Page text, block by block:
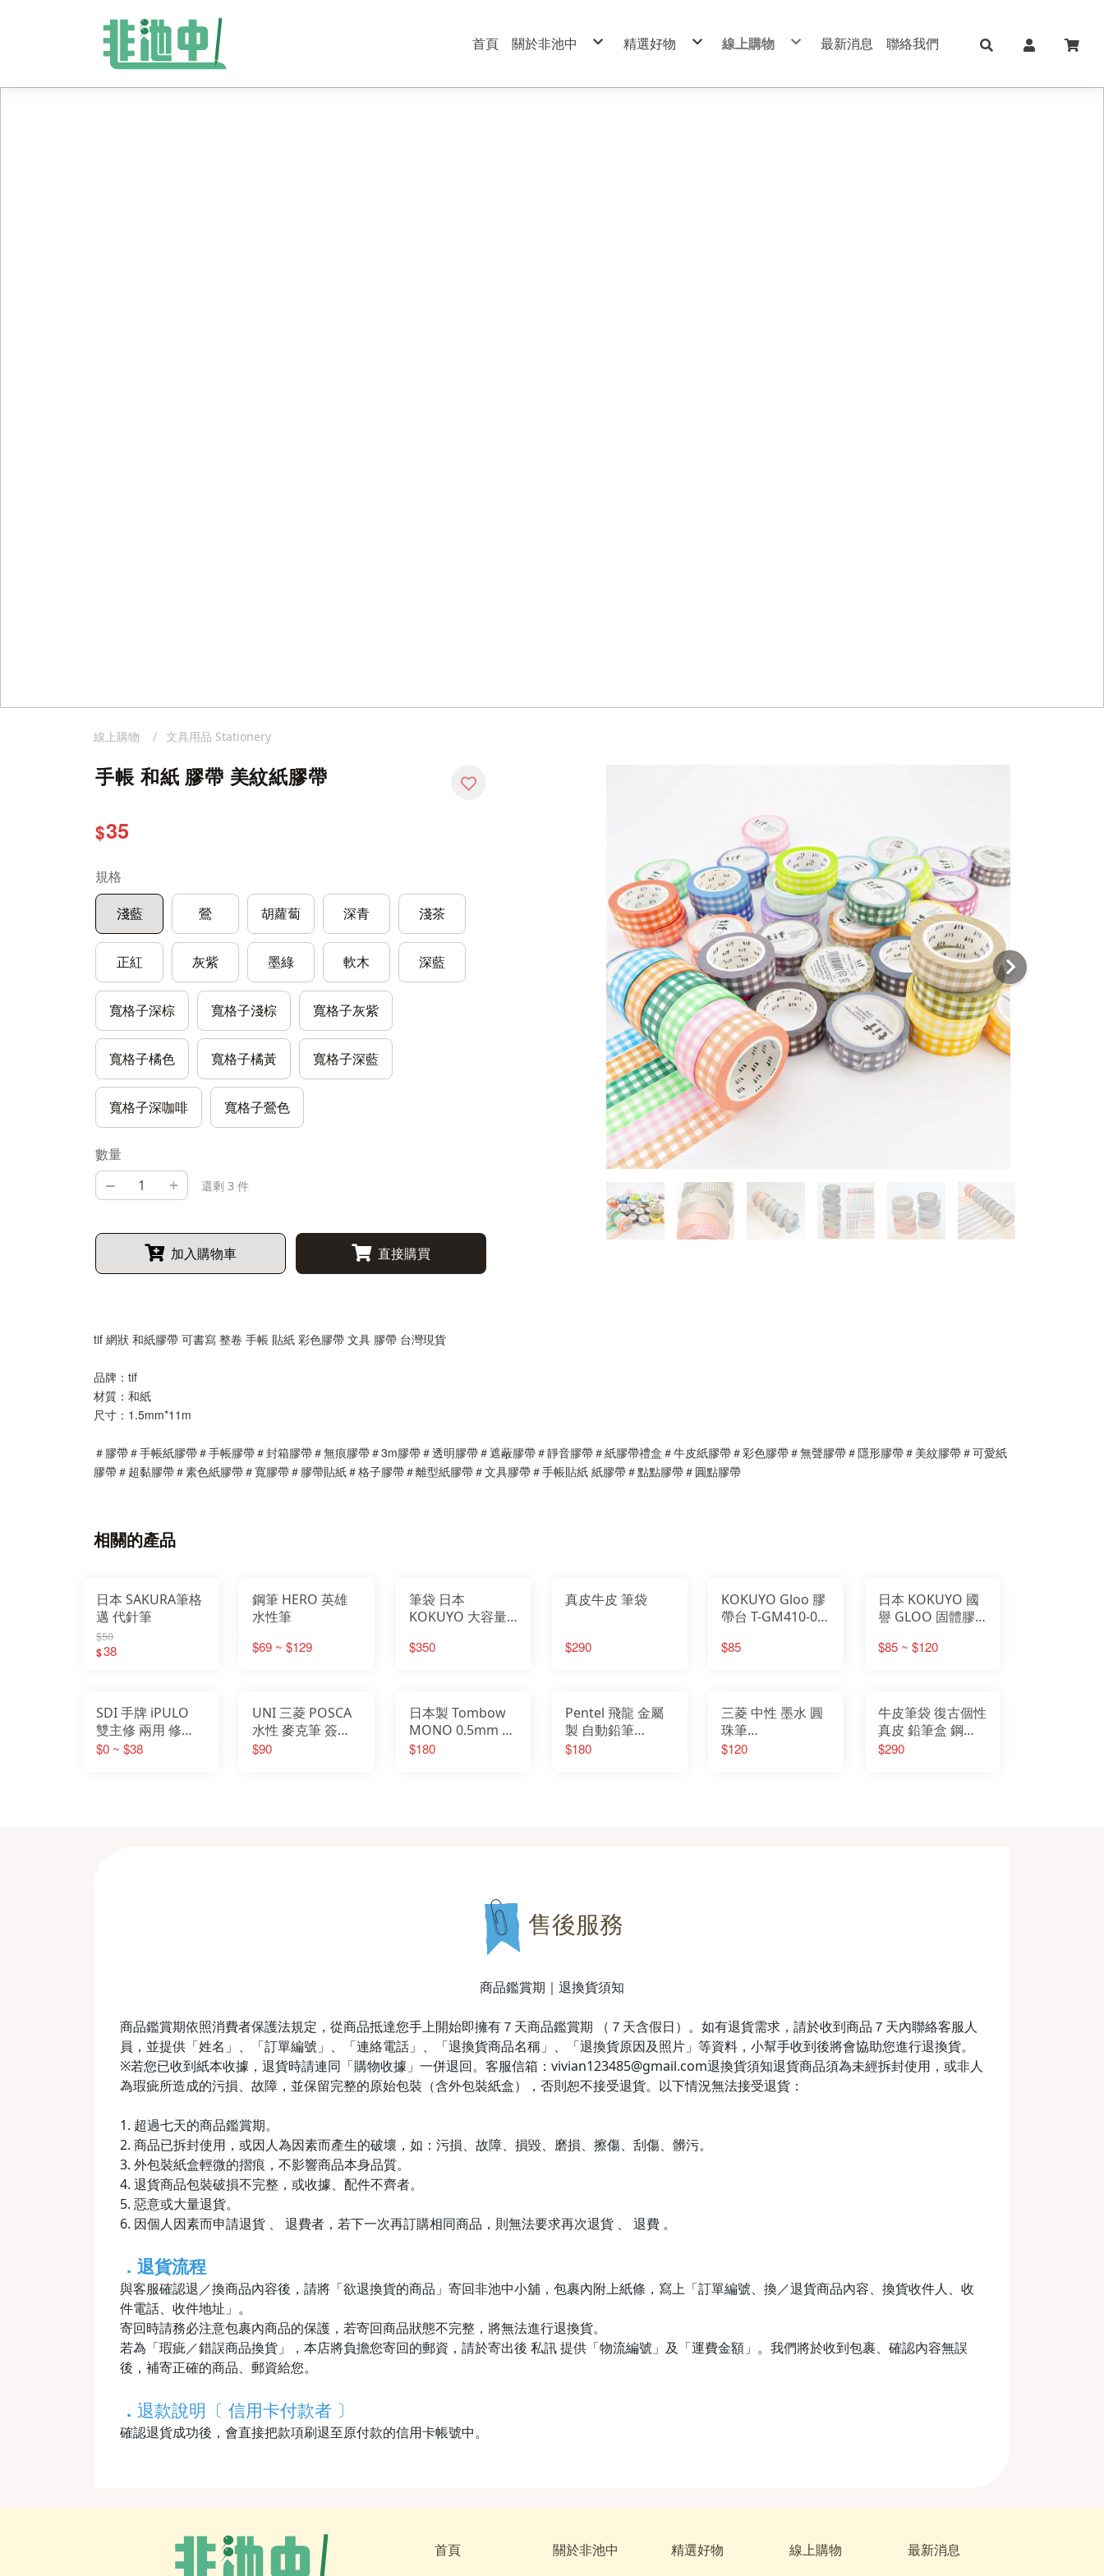
首頁 關於非池中 精選好物 線上購物
日本 shachahata TAT系列印台
最新消息 聯絡我們
手帳 和紙 膠帶 美紋紙膠帶
$35
規格
淺藍 鶯 胡蘿蔔 深青 淺茶
正紅 灰紫 墨綠 軟木 深藍
寬格子深棕 寬格子淺棕 寬格子灰紫
寬格子橘色 寬格子橘黃 寬格子深藍
寬格子深咖啡 寬格子鶯色
數量
– + 還剩 3 件
加入購物車 直接購買
tif 網狀 和紙膠帶 可書寫 整卷 手帳 貼紙 彩色膠帶 文具 膠帶 台灣現貨
品牌：tif
材質：和紙
尺寸：1.5mm*11m
＃膠帶＃手帳紙膠帶＃手帳膠帶＃封箱膠帶＃無痕膠帶＃3m膠帶＃透明膠帶＃遮蔽膠帶＃靜音膠帶＃紙膠帶禮盒＃牛皮紙膠帶＃彩色膠帶＃無聲膠帶＃隱形膠帶＃美紋膠帶＃可愛紙
膠帶＃超黏膠帶＃素色紙膠帶＃寬膠帶＃膠帶貼紙＃格子膠帶＃離型紙膠帶＃文具膠帶＃手帳貼紙 紙膠帶＃點點膠帶＃圓點膠帶
相關的產品
日本 SAKURA筆格
邁 代針筆
$50
$38
鋼筆 HERO 英雄
水性筆
$69 ~ $129
筆袋 日本
KOKUYO 大容量
$350
真皮牛皮 筆袋
$290
KOKUYO Gloo 膠
帶台 T-GM410-07
$85
日本 KOKUYO 國
譽 GLOO 固體膠
$85 ~ $120
SDI 手牌 iPULO
雙主修 兩用 修正
帶
$0 ~ $38
UNI 三菱 POSCA
水性 麥克筆 簽字
筆 超細 PC-3M 級
$90
日本製 Tombow
MONO 0.5mm 高
性能 繪圖 自動鉛
$180
Pentel 飛龍 金屬
製 自動鉛筆
0.5mm
$180
三菱 中性 墨水 圓
珠筆
0.38mm/0.5mm
$120
牛皮筆袋 復古個性
真皮 鉛筆盒 鋼筆
袋 創意 萬用筆袋
$290
線上購物 文具用品 Stationery
售後服務
商品鑑賞期｜退換貨須知
商品鑑賞期依照消費者保護法規定，從商品抵達您手上開始即擁有７天商品鑑賞期 （７天含假日）。如有退貨需求，請於收到商品７天內聯絡客服人
員，並提供「姓名」、「訂單編號」、「連絡電話」、「退換貨商品名稱」、「退換貨原因及照片」等資料，小幫手收到後將會協助您進行退換貨。
※若您已收到紙本收據，退貨時請連同「購物收據」一併退回。客服信箱：vivian123485@gmail.com退換貨須知退貨商品須為未經拆封使用，或非人
為瑕疵所造成的污損、故障，並保留完整的原始包裝（含外包裝紙盒），否則恕不接受退貨。以下情況無法接受退貨：
1. 超過七天的商品鑑賞期。
2. 商品已拆封使用，或因人為因素而產生的破壞，如：污損、故障、損毀、磨損、擦傷、刮傷、髒污。
3. 外包裝紙盒輕微的摺痕，不影響商品本身品質。
4. 退貨商品包裝破損不完整，或收據、配件不齊者。
5. 惡意或大量退貨。
6. 因個人因素而申請退貨 、 退費者，若下一次再訂購相同商品，則無法要求再次退貨 、 退費 。
．退貨流程
與客服確認退／換商品內容後，請將「欲退換貨的商品」寄回非池中小舖，包裹內附上紙條，寫上「訂單編號、換／退貨商品內容、換貨收件人、收
件電話、收件地址」。
寄回時請務必注意包裹內商品的保護，若寄回商品狀態不完整，將無法進行退換貨。
若為「瑕疵／錯誤商品換貨」，本店將負擔您寄回的郵資，請於寄出後 私訊 提供「物流編號」及「運費金額」。我們將於收到包裹、確認內容無誤
後，補寄正確的商品、郵資給您。
． 退款說明〔 信用卡付款者 〕
確認退貨成功後，會直接把款項刷退至原付款的信用卡帳號中。
首頁 關於非池中 精選好物 線上購物
最新消息